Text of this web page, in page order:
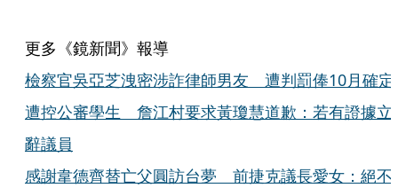
更多《鏡新聞》報導
檢察官吳亞芝洩密涉詐律師男友 遭判罰俸10月確定
遭控公審學生 詹江村要求黃瓊慧道歉：若有證據立
辭議員
感謝韋德齊替亡父圓訪台夢 前捷克議長愛女：絕不